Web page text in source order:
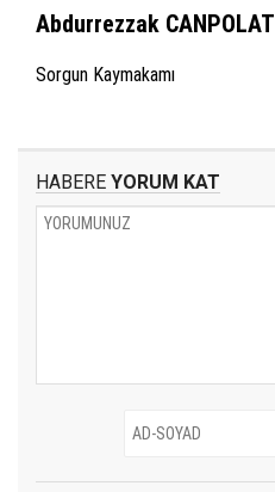
Abdurrezzak CANPOLAT
Sorgun Kaymakamı
HABERE YORUM KAT